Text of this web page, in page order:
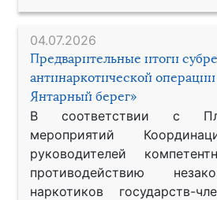
04.07.2026
Предварительные итоги
антинаркотической
Янтарный берег»
В соответствии с
мероприятий
руководителей
противодействию
наркотиков государств-